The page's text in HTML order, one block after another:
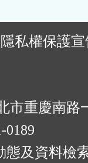
隱私權保護
市重慶南路
態及資料檢